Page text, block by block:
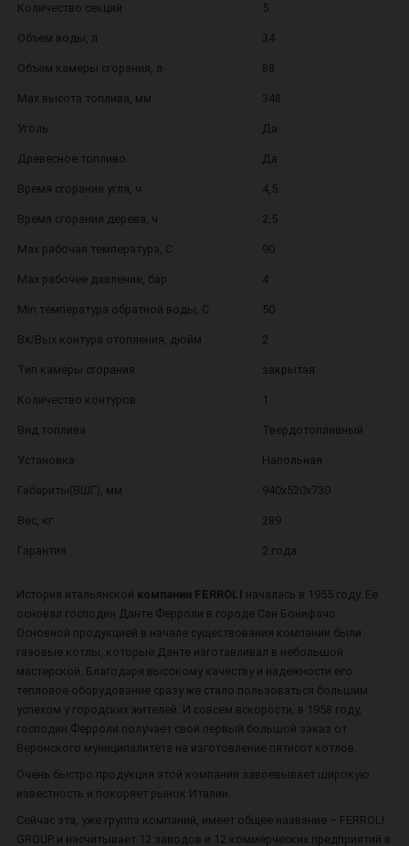
Количество секций 5
Объем воды, л 34
Объем камеры сгорания, л 88
Max высота топлива, мм 348
Уголь Да
Древесное топливо Да
Время сгорания угля, ч 4,5
Время сгорания дерева, ч 2,5
Max рабочая температура, С 90
Max рабочее давление, бар 4
Min температура обратной воды, C 50
Вх/Вых контура отопления, дюйм 2
Тип камеры сгорания закрытая
Количество контуров 1
Вид топлива Твердотопливный
Установка Напольная
Габариты(ВШГ), мм 940х520х730
Вес, кг 289
Гарантия 2 года
История итальянской компании FERROLI началась в 1955 году. Ее
основал господин Данте Ферроли в городе Сан Бонифачо.
Основной продукцией в начале существования компании были
газовые котлы, которые Данте изготавливал в небольшой
мастерской. Благодаря высокому качеству и надежности его
тепловое оборудование сразу же стало пользоваться большим
успехом у городских жителей. И совсем вскорости, в 1958 году,
господин Ферроли получает свой первый большой заказ от
Веронского муниципалитета на изготовление пятисот котлов.
Очень быстро продукция этой компании завоевывает широкую
известность и покоряет рынок Италии.
Сейчас эта, уже группа компаний, имеет общее название – FERROLI
GROUP и насчитывает 12 заводов и 12 коммерческих предприятий в